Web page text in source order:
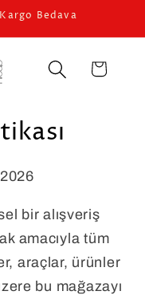
Bedava
Sepet
bir alışveriş
amacıyla tüm
araçlar, ürünler
bu mağazayı